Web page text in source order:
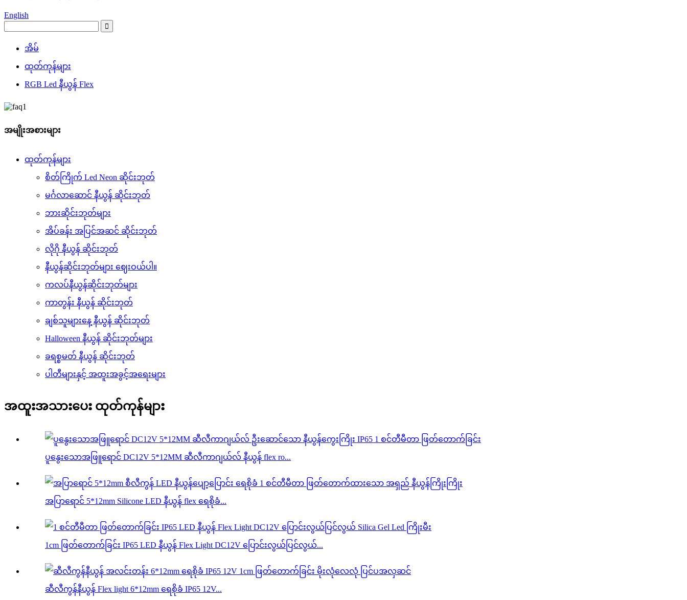
English
အိမ်
ထုတ်ကုန်များ
RGB Led နီယွန် Flex
အမျိုးအစားများ
ထုတ်ကုန်များ
စိတ်ကြိုက် Led Neon ဆိုင်းဘုတ်
မင်္ဂလာဆောင် နီယွန် ဆိုင်းဘုတ်
ဘားဆိုင်းဘုတ်များ
အိပ်ခန်း အပြင်အဆင် ဆိုင်းဘုတ်
လိုဂို နီယွန် ဆိုင်းဘုတ်
နီယွန်ဆိုင်းဘုတ်များ ဈေးဝယ်ပါ။
ကလပ်နီယွန်ဆိုင်းဘုတ်များ
ကာတွန်း နီယွန် ဆိုင်းဘုတ်
ချစ်သူများနေ့ နီယွန် ဆိုင်းဘုတ်
Halloween နီယွန် ဆိုင်းဘုတ်များ
ခရစ္စမတ် နီယွန် ဆိုင်းဘုတ်
ပါတီများနှင့် အထူးအခွင့်အရေးများ
အထူးအသားပေး ထုတ်ကုန်များ
ပူနွေးသောအဖြူရောင် DC12V 5*12MM ဆီလီကာဂျယ်လ် နီယွန် flex ro...
အပြာရောင် 5*12mm Silicone LED နီယွန် flex ရေစိုခံ...
1cm ဖြတ်တောက်ခြင်း IP65 LED နီယွန် Flex Light DC12V ပြောင်းလွယ်ပြင်လွယ်...
ဆီလီကွန်နီယွန် Flex light 6*12mm ရေစိုခံ IP65 12V...